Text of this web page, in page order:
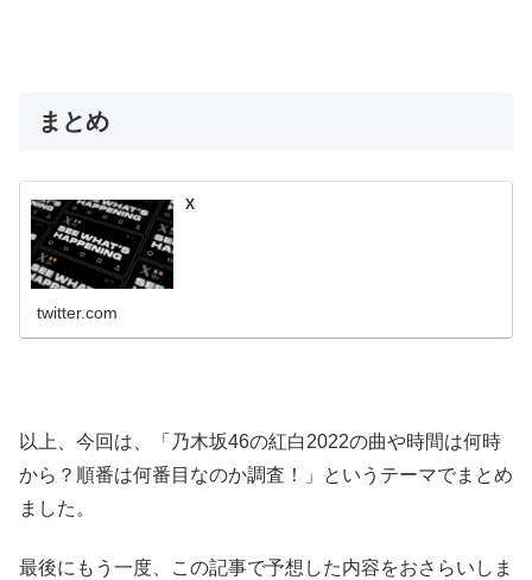
まとめ
X
twitter.com
以上、今回は、「乃木坂46の紅白2022の曲や時間は何時
から？順番は何番目なのか調査！」というテーマでまとめ
ました。
最後にもう一度、この記事で予想した内容をおさらいしま